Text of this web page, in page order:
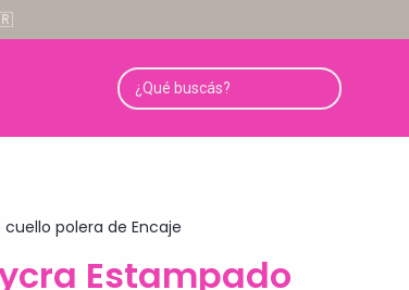
polera de Encaje
Estampado